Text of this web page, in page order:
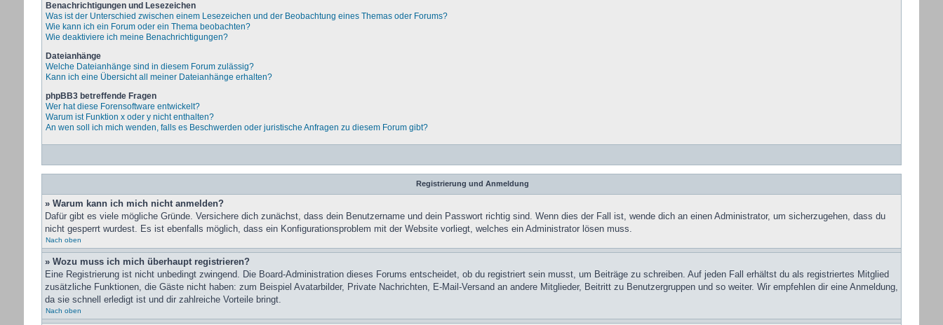
Benachrichtigungen und Lesezeichen
Was ist der Unterschied zwischen einem Lesezeichen und der Beobachtung eines Themas oder Forums?
Wie kann ich ein Forum oder ein Thema beobachten?
Wie deaktiviere ich meine Benachrichtigungen?
Dateianhänge
Welche Dateianhänge sind in diesem Forum zulässig?
Kann ich eine Übersicht all meiner Dateianhänge erhalten?
phpBB3 betreffende Fragen
Wer hat diese Forensoftware entwickelt?
Warum ist Funktion x oder y nicht enthalten?
An wen soll ich mich wenden, falls es Beschwerden oder juristische Anfragen zu diesem Forum gibt?
Registrierung und Anmeldung
» Warum kann ich mich nicht anmelden?
Dafür gibt es viele mögliche Gründe. Versichere dich zunächst, dass dein Benutzername und dein Passwort richtig sind. Wenn dies der Fall ist, wende dich an einen Administrator, um sicherzugehen, dass du
nicht gesperrt wurdest. Es ist ebenfalls möglich, dass ein Konfigurationsproblem mit der Website vorliegt, welches ein Administrator lösen muss.
Nach oben
» Wozu muss ich mich überhaupt registrieren?
Eine Registrierung ist nicht unbedingt zwingend. Die Board-Administration dieses Forums entscheidet, ob du registriert sein musst, um Beiträge zu schreiben. Auf jeden Fall erhältst du als registriertes Mitglied
zusätzliche Funktionen, die Gäste nicht haben: zum Beispiel Avatarbilder, Private Nachrichten, E-Mail-Versand an andere Mitglieder, Beitritt zu Benutzergruppen und so weiter. Wir empfehlen dir eine Anmeldung,
da sie schnell erledigt ist und dir zahlreiche Vorteile bringt.
Nach oben